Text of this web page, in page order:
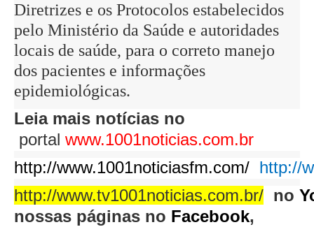
Diretrizes e os Protocolos estabelecidos
pelo Ministério da Saúde e autoridades
locais de saúde, para o correto manejo
dos pacientes e informações
epidemiológicas.
Leia mais notícias no
portal www.1001noticias.com.br
http://www.1001noticiasfm.com/ http://
http://www.tv1001noticias.com.br/ no
nossas páginas no Facebook,